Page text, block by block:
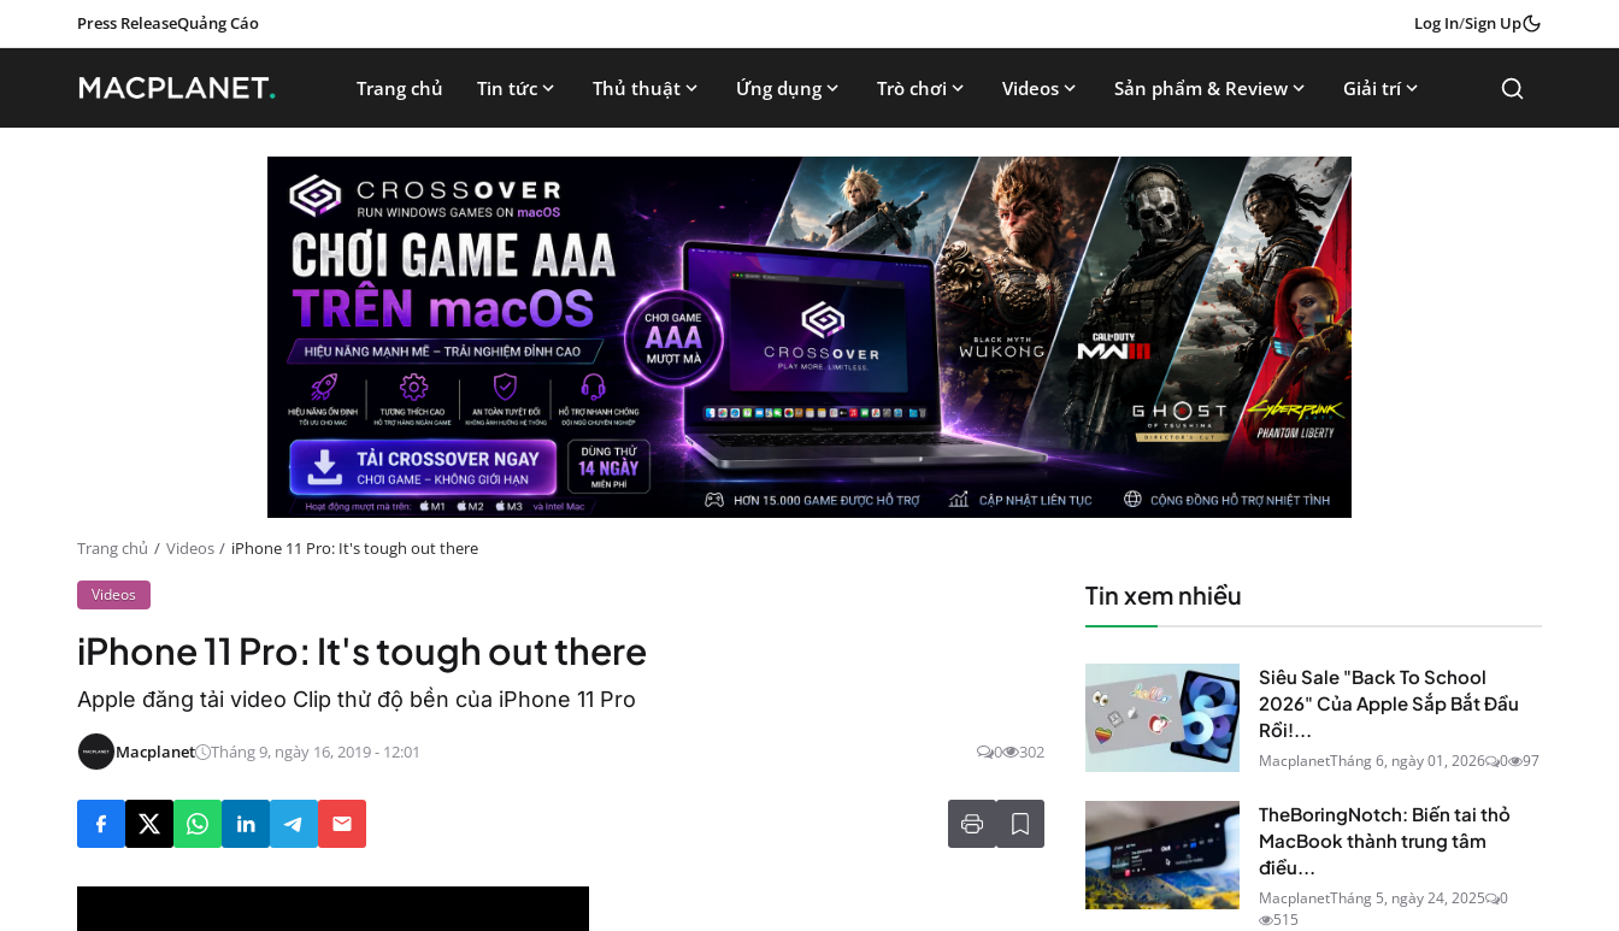
Press ReleaseQuảng Cáo Log In/Sign Up
Trang chủ Tin tức Thủ thuật Ứng dụng Trò chơi Videos Sản phẩm & Review Giải trí
Trang chủ Videos iPhone 11 Pro: It's tough out there
Videos
iPhone 11 Pro: It's tough out there
Apple đăng tải video Clip thử độ bền của iPhone 11 Pro
Macplanet Tháng 9, ngày 16, 2019 - 12:01 0 302
Tin xem nhiều
Siêu Sale "Back To School
2026" Của Apple Sắp Bắt Đầu
Rồi!...
MacplanetTháng 6, ngày 01, 2026 0 97
TheBoringNotch: Biến tai thỏ
MacBook thành trung tâm
điều...
MacplanetTháng 5, ngày 24, 2025
0
515